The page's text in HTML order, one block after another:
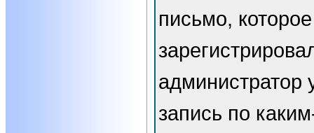
письмо,
администратор
запись по